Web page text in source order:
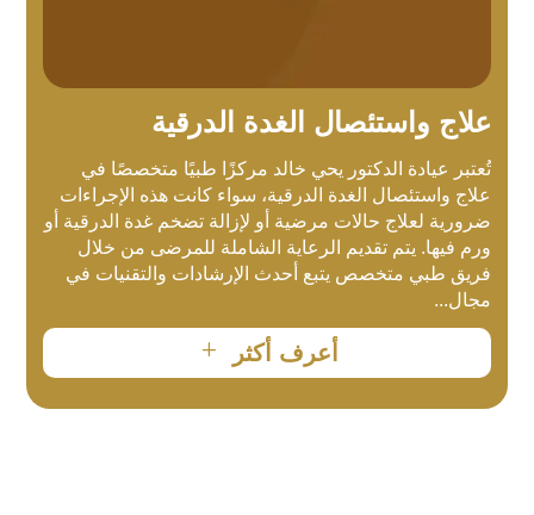
علاج واستئصال الغدة الدرقية
تُعتبر عيادة الدكتور يحي خالد مركزًا طبيًا متخصصًا في
علاج واستئصال الغدة الدرقية، سواء كانت هذه الإجراءات
ضرورية لعلاج حالات مرضية أو لإزالة تضخم غدة الدرقية أو
ورم فيها. يتم تقديم الرعاية الشاملة للمرضى من خلال
فريق طبي متخصص يتبع أحدث الإرشادات والتقنيات في
مجال...
أعرف أكثر L